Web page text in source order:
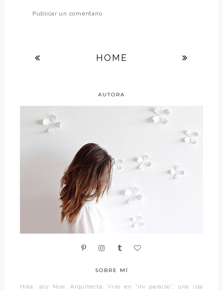
Publicar un comentario
HOME
AUTORA
SOBRE MÍ
Hola, soy Noe. Arquitecta. Vivo en “mi paraíso”, una isla